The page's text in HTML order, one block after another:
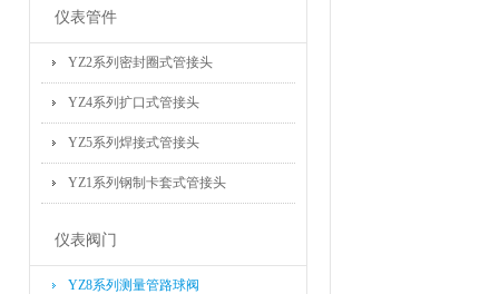
仪表管件
YZ2系列密封圈式管接头
YZ4系列扩口式管接头
YZ5系列焊接式管接头
YZ1系列钢制卡套式管接头
仪表阀门
YZ8系列测量管路球阀